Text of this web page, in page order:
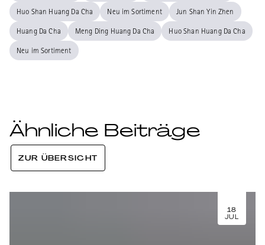
Huo Shan Huang Da Cha Neu im Sortiment Jun Shan Yin Zhen
Huang Da Cha Meng Ding Huang Da Cha Huo Shan Huang Da Cha
Neu im Sortiment
Ähnliche Beiträge
ZUR ÜBERSICHT
18
JUL